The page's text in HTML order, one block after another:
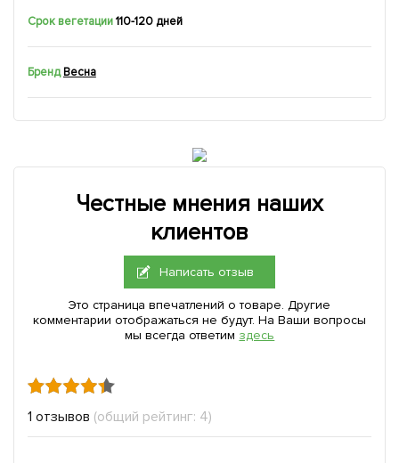
Срок вегетации 110-120 дней
БрендВесна
Честные мнения наших
клиентов
Написать отзыв
Это страница впечатлений о товаре. Другие
комментарии отображаться не будут. На Ваши вопросы
мы всегда ответим здесь
1 отзывов (общий рейтинг: 4)